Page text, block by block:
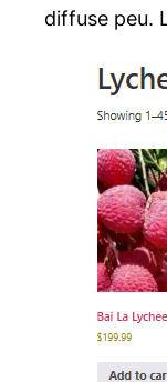
diffuse peu.